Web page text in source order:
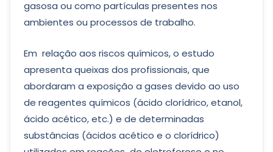
gasosa ou como partículas presentes nos
ambientes ou processos de trabalho.
Em relação aos riscos químicos, o estudo
apresenta queixas dos profissionais, que
abordaram a exposição a gases devido ao uso
de reagentes químicos (ácido clorídrico, etanol,
ácido acético, etc.) e de determinadas
substâncias (ácidos acético e o clorídrico)